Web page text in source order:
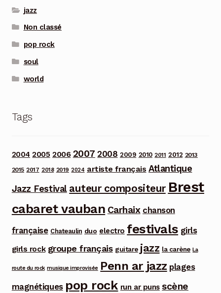
jazz
Non classé
pop rock
soul
world
Tags
2004 2005 2006 2007 2008 2009 2010 2011 2012 2013
2015 2017 2018 2019 2024 artiste français Atlantique
Jazz Festival auteur compositeur Brest
cabaret vauban Carhaix chanson
française Chateaulin duo electro festivals girls
girls rock groupe français guitare jazz la carène La
route du rock musique improvisée Penn ar jazz plages
magnétiques pop rock run ar puns scène